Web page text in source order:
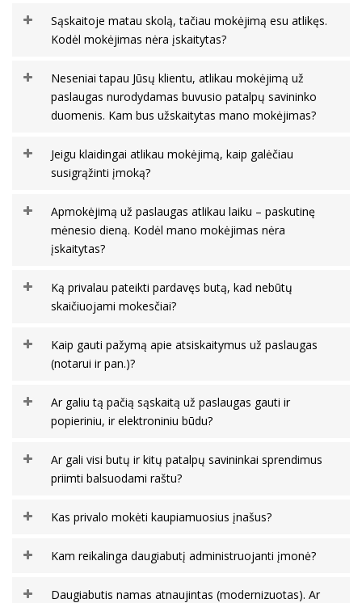
Sąskaitoje matau skolą, tačiau mokėjimą esu atlikęs.
Kodėl mokėjimas nėra įskaitytas?
Neseniai tapau Jūsų klientu, atlikau mokėjimą už
paslaugas nurodydamas buvusio patalpų savininko
duomenis. Kam bus užskaitytas mano mokėjimas?
Jeigu klaidingai atlikau mokėjimą, kaip galėčiau
susigrąžinti įmoką?
Apmokėjimą už paslaugas atlikau laiku – paskutinę
mėnesio dieną. Kodėl mano mokėjimas nėra
įskaitytas?
Ką privalau pateikti pardavęs butą, kad nebūtų
skaičiuojami mokesčiai?
Kaip gauti pažymą apie atsiskaitymus už paslaugas
(notarui ir pan.)?
Ar galiu tą pačią sąskaitą už paslaugas gauti ir
popieriniu, ir elektroniniu būdu?
Ar gali visi butų ir kitų patalpų savininkai sprendimus
priimti balsuodami raštu?
Kas privalo mokėti kaupiamuosius įnašus?
Kam reikalinga daugiabutį administruojanti įmonė?
Daugiabutis namas atnaujintas (modernizuotas). Ar